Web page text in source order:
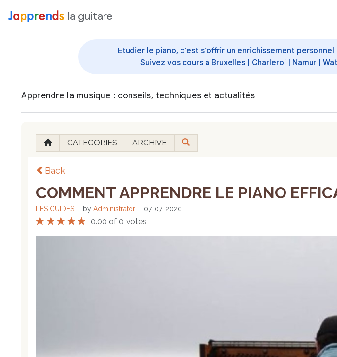
contenu la guitare
Etudier le piano, c’est s’offrir un enrichissement
Suivez vos cours à Bruxelles | Charleroi | Namur |
Apprendre la musique : conseils, techniques et actualités
CATEGORIES ARCHIVE
Back
COMMENT APPRENDRE LE PIANO
LES GUIDES by Administrator 07-07-2020
0.00 of 0 votes